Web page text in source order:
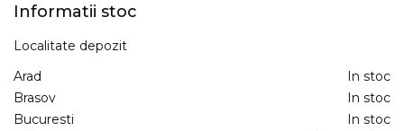
Informatii stoc
Localitate depozit
Arad
In stoc
Brasov
In stoc
Bucuresti
In stoc